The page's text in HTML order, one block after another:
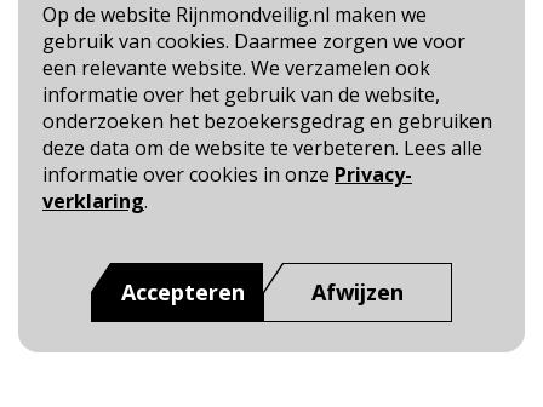
Op de website Rijnmondveilig.nl maken we
gebruik van cookies. Daarmee zorgen we voor
een relevante website. We verzamelen ook
informatie over het gebruik van de website,
onderzoeken het bezoekersgedrag en gebruiken
deze data om de website te verbeteren. Lees alle
informatie over cookies in onze Privacy-
verklaring.
Accepteren Afwijzen
Blijf op de hoogte
Cookie- en Privacybeleid
Toegankelijkheid